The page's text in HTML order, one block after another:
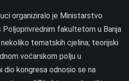
organiziralo je Ministarstvo
Poljoprivrednim fakultetom u Banja
tematskih cjelina; teorijski
voćarskom polju u
dio kongresa odnosio se na